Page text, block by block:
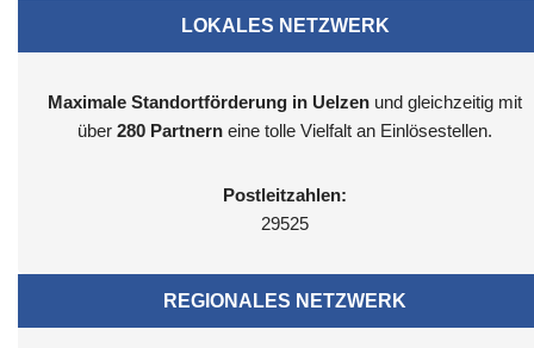
LOKALES NETZWERK
Maximale Standortförderung in Uelzen und gleichzeitig mit
über 280 Partnern eine tolle Vielfalt an Einlösestellen.
Postleitzahlen:
29525
REGIONALES NETZWERK